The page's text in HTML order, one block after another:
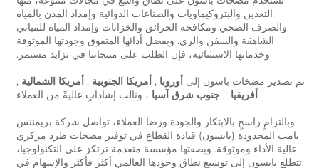
وخدماتها الاستثنائية، فإن الطلب على منتجاتنا في تزايد مستمر.
تم تصدير مضخات باسون إلى أوروبا , أمريكا الجنوبية , أمريكا الشمالية ,
أفريقيا , جنوب شرق آسيا ، ونالت إشاداتٍ عاليةً من العملاء